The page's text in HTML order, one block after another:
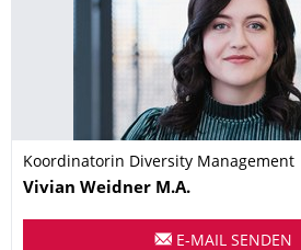
Koordinatorin Diversity Management
Name
Vivian Weidner M.A.
E-MAIL SENDEN